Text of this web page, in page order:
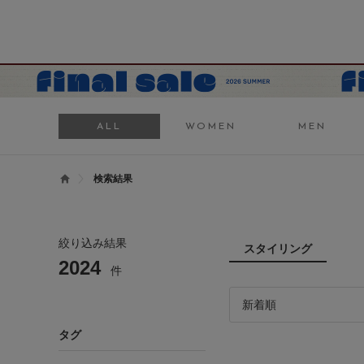
ALL WOMEN MEN
検索結果
絞り込み結果
2024 件
タグ
スタイリング